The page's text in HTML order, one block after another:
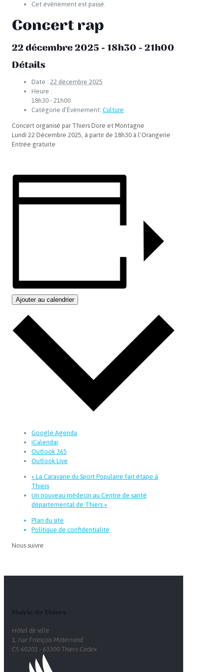
Cet évènement est passé.
Concert rap
22 décembre 2025 - 18h30 - 21h00
Détails
Date : 22 décembre 2025
Heure :
18h30 - 21h00
Catégorie d’Évènement: Culture
Concert organisé par Thiers Dore et Montagne
Lundi 22 Décembre 2025, à partir de 18h30 à l’Orangerie
Entrée gratuite
Ajouter au calendrier
Google Agenda
iCalendar
Outlook 365
Outlook Live
« La Caravane du Sport Populaire fait étape à
Thiers
Un nouveau médecin au Centre de santé
départemental de Thiers »
Plan du site
Politique de confidentialité
Nous suivre
Hôtel de ville
1, rue François Mitterrand
CS 60201 - 63300 Thiers Cedex